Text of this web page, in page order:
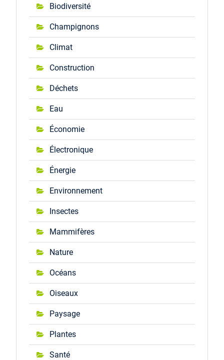
Biodiversité
Champignons
Climat
Construction
Déchets
Eau
Économie
Électronique
Énergie
Environnement
Insectes
Mammifères
Nature
Océans
Oiseaux
Paysage
Plantes
Santé